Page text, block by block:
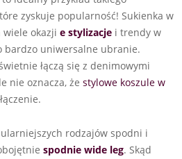
zyskuje popularność! Sukienka w
okazji e stylizacje i trendy w
bardzo uniwersalne ubranie.
łączą się z denimowymi
nie oznacza, że stylowe koszule w
rodzajów spodni i
spodnie wide leg. Skąd